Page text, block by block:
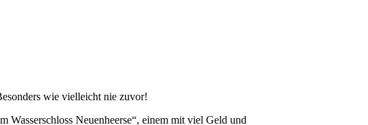
wie vielleicht nie zuvor!
Wasserschloss Neuenheerse“, einem mit viel Geld und